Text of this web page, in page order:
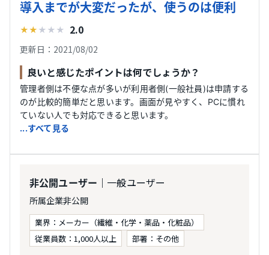
導入までが大変だったが、使うのは便利
★★ ★ ★ ★ 2.0
更新日：2021/08/02
良いと感じたポイントは何でしょうか？
管理者側は不便な点が多いが利用者側(一般社員)は申請する
のが比較的簡単だと思います。画面が見やすく、PCに慣れ
ていない人でも対応できると思います。
...すべて見る
非公開ユーザー ｜一般ユーザー
所属企業非公開
業界：メーカー（繊維・化学・薬品・化粧品）
従業員数：1,000人以上
部署：その他